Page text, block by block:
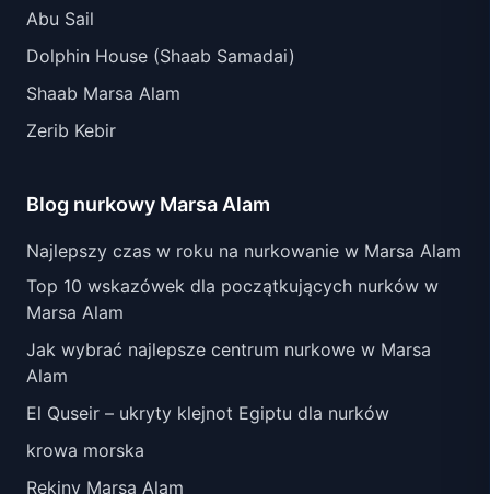
Abu Sail
Dolphin House (Shaab Samadai)
Shaab Marsa Alam
Zerib Kebir
Blog nurkowy Marsa Alam
Najlepszy czas w roku na nurkowanie w Marsa Alam
Top 10 wskazówek dla początkujących nurków w
Marsa Alam
Jak wybrać najlepsze centrum nurkowe w Marsa
Alam
El Quseir – ukryty klejnot Egiptu dla nurków
krowa morska
Rekiny Marsa Alam